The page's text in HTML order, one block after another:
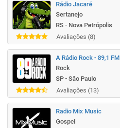
Rádio Jacaré
Sertanejo
RS - Nova Petrópolis
Avaliações (8)
A Rádio Rock - 89,1 FM
Rock
SP - São Paulo
Avaliações (13)
Radio Mix Music
Gospel